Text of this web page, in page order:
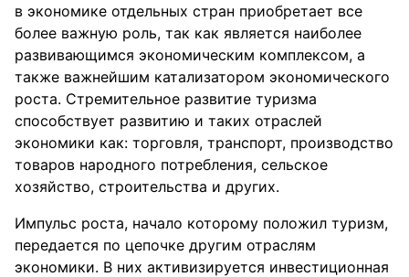
в экономике отдельных стран приобретает все
более важную роль, так как является наиболее
развивающимся экономическим комплексом, а
также важнейшим катализатором экономического
роста. Стремительное развитие туризма
способствует развитию и таких отраслей
экономики как: торговля, транспорт, производство
товаров народного потребления, сельское
хозяйство, строительства и других.
Импульс роста, начало которому положил туризм,
передается по цепочке другим отраслям
экономики. В них активизируется инвестиционная